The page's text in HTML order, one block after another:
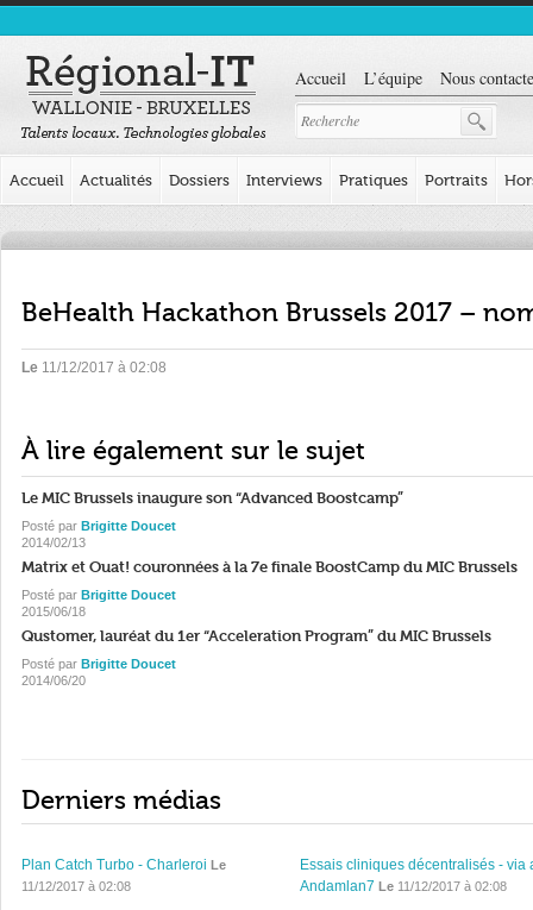
Accueil L’équipe Nous
Accueil Actualités Dossiers Interviews Pratiques Portraits
BeHealth Hackathon Brussels 2017 –
Le 11/12/2017 à 02:08
À lire également sur le sujet
Le MIC Brussels inaugure son “Advanced Boostcamp”
Posté par Brigitte Doucet
2014/02/13
Matrix et Ouat! couronnées à la 7e finale BoostCamp du MIC Brussels
Posté par Brigitte Doucet
2015/06/18
Qustomer, lauréat du 1er “Acceleration Program” du MIC Brussels
Posté par Brigitte Doucet
2014/06/20
Derniers médias
Plan Catch Turbo - Charleroi Le
11/12/2017 à 02:08
Essais cliniques décentralisés - via
Andamlan7 Le11/12/2017 à 02:08